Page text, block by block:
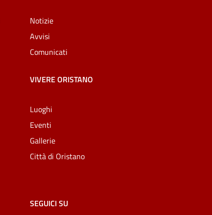
Notizie
Avvisi
Comunicati
VIVERE ORISTANO
Luoghi
Eventi
Gallerie
Città di Oristano
SEGUICI SU